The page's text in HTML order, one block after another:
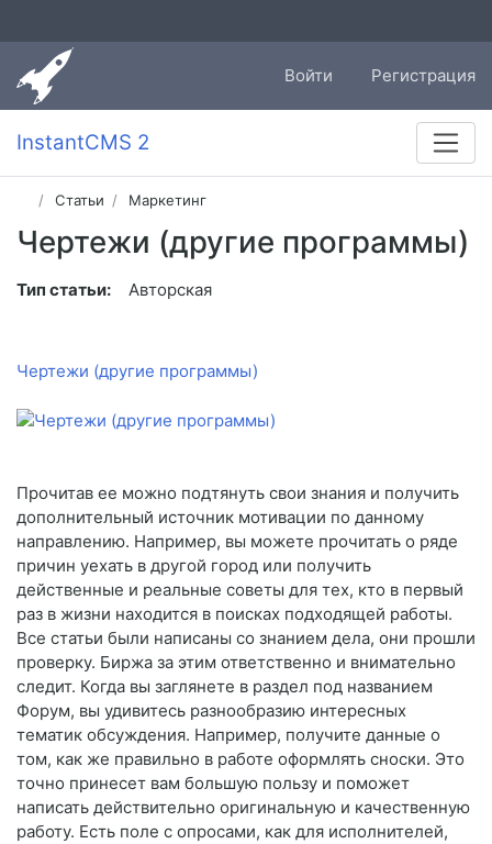
Войти Регистрация
InstantCMS 2
Статьи Маркетинг
Чертежи (другие программы)
Тип статьи: Авторская
Чертежи (другие программы)
Прочитав ее можно подтянуть свои знания и получить
дополнительный источник мотивации по данному
направлению. Например, вы можете прочитать о ряде
причин уехать в другой город или получить
действенные и реальные советы для тех, кто в первый
раз в жизни находится в поисках подходящей работы.
Все статьи были написаны со знанием дела, они прошли
проверку. Биржа за этим ответственно и внимательно
следит. Когда вы заглянете в раздел под названием
Форум, вы удивитесь разнообразию интересных
тематик обсуждения. Например, получите данные о
том, как же правильно в работе оформлять сноски. Это
точно принесет вам большую пользу и поможет
написать действительно оригинальную и качественную
работу. Есть поле с опросами, как для исполнителей,